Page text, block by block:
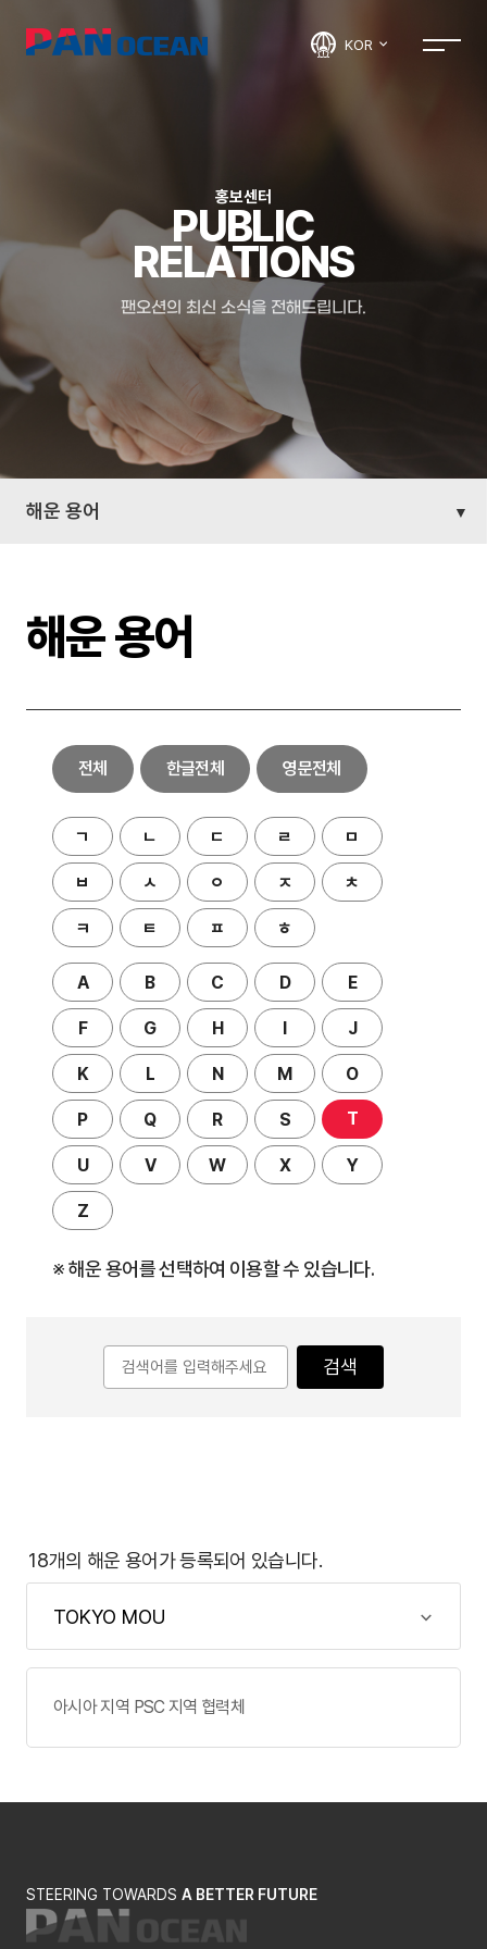
KOR
홍보센터
PUBLIC
RELATIONS
팬오션의 최신 소식을 전해드립니다.
해운 용어
해운 용어
전체 한글전체 영문전체
ㄱ ㄴ ㄷ ㄹ ㅁ
ㅂ ㅅ ㅇ ㅈ ㅊ
ㅋ ㅌ ㅍ ㅎ
A B C D E
F G H I J
K L N M O
P Q R S T
U V W X Y
Z
※ 해운 용어를 선택하여 이용할 수 있습니다.
검색
18개의 해운 용어가 등록되어 있습니다.
아시아 지역 PSC 지역 협력체
STEERING TOWARDS A BETTER FUTURE